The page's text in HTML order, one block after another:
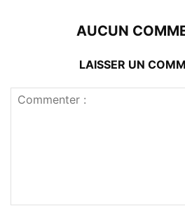
AUCUN
LAISSER UN